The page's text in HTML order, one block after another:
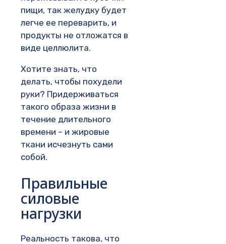
пищи, так желудку будет
легче ее переварить, и
продукты не отложатся в
виде целлюлита.
Хотите знать, что
делать, чтобы похудели
руки? Придерживаться
такого образа жизни в
течение длительного
времени – и жировые
ткани исчезнуть сами
собой.
Правильные
силовые
нагрузки
Реальность такова, что